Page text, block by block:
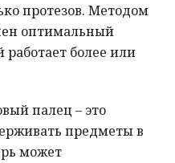
протезов. Методом
оптимальный
работает более или
палец – это
предметы в
может